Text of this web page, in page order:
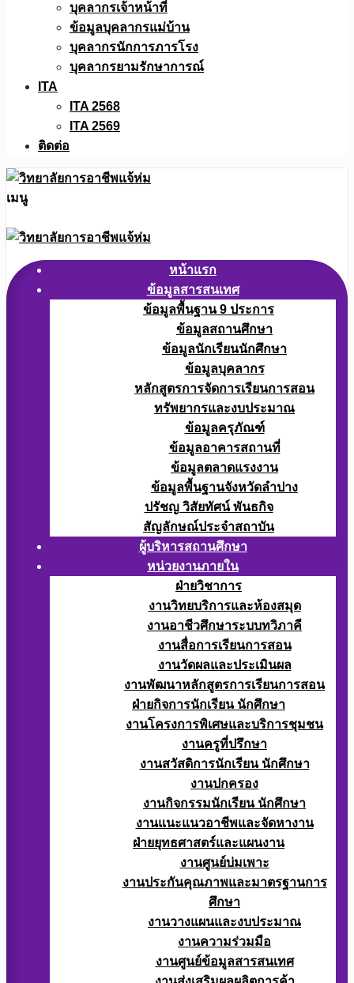
บุคลากรเจ้าหน้าที่
ข้อมูลบุคลากรแม่บ้าน
บุคลากรนักการภารโรง
บุคลากรยามรักษาการณ์
ITA
ITA 2568
ITA 2569
ติดต่อ
เมนู
หน้าแรก
ข้อมูลสารสนเทศ
ข้อมูลพื้นฐาน 9 ประการ
ข้อมูลสถานศึกษา
ข้อมูลนักเรียนนักศึกษา
ข้อมูลบุคลากร
หลักสูตรการจัดการเรียนการสอน
ทรัพยากรและงบประมาณ
ข้อมูลครุภัณฑ์
ข้อมูลอาคารสถานที่
ข้อมูลตลาดแรงงาน
ข้อมูลพื้นฐานจังหวัดลำปาง
ปรัชญ วิสัยทัศน์ พันธกิจ
สัญลักษณ์ประจำสถาบัน
ผู้บริหารสถานศึกษา
หน่วยงานภายใน
ฝ่ายวิชาการ
งานวิทยบริการและห้องสมุด
งานอาชีวศึกษาระบบทวิภาคี
งานสื่อการเรียนการสอน
งานวัดผลและประเมินผล
งานพัฒนาหลักสูตรการเรียนการสอน
ฝ่ายกิจการนักเรียน นักศึกษา
งานโครงการพิเศษและบริการชุมชน
งานครูที่ปรึกษา
งานสวัสดิการนักเรียน นักศึกษา
งานปกครอง
งานกิจกรรมนักเรียน นักศึกษา
งานแนะแนวอาชีพและจัดหางาน
ฝ่ายยุทธศาสตร์และแผนงาน
งานศูนย์บ่มเพาะ
งานประกันคุณภาพและมาตรฐานการ
ศึกษา
งานวางแผนและงบประมาณ
งานความร่วมมือ
งานศูนย์ข้อมูลสารสนเทศ